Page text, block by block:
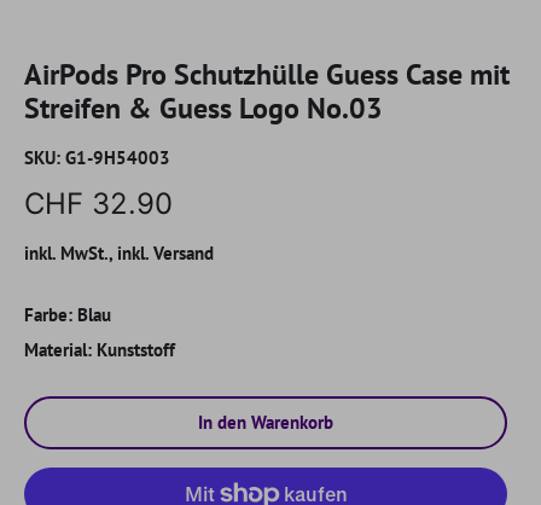
AirPods Pro Schutzhülle Guess Case mit
Streifen & Guess Logo No.03
SKU: G1-9H54003
CHF 32.90
inkl. MwSt., inkl. Versand
Farbe: Blau
Material: Kunststoff
In den Warenkorb